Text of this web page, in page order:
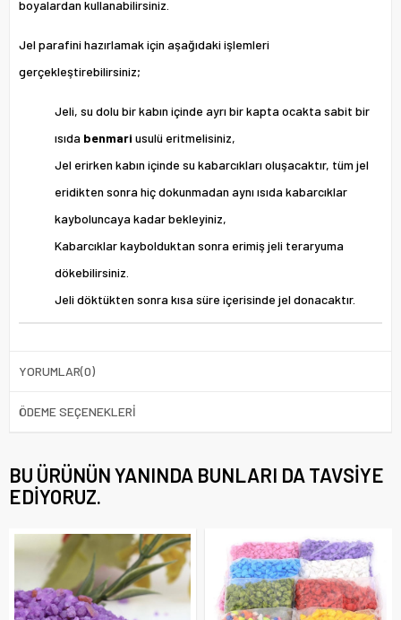
boyalardan kullanabilirsiniz.
Jel parafini hazırlamak için aşağıdaki işlemleri
gerçekleştirebilirsiniz;
Jeli, su dolu bir kabın içinde ayrı bir kapta ocakta sabit bir
ısıda benmari usulü eritmelisiniz,
Jel erirken kabın içinde su kabarcıkları oluşacaktır, tüm jel
eridikten sonra hiç dokunmadan aynı ısıda kabarcıklar
kayboluncaya kadar bekleyiniz,
Kabarcıklar kaybolduktan sonra erimiş jeli teraryuma
dökebilirsiniz.
Jeli döktükten sonra kısa süre içerisinde jel donacaktır.
YORUMLAR(0)
ÖDEME SEÇENEKLERI
BU ÜRÜNÜN YANINDA BUNLARI DA TAVSIYE
EDIYORUZ.